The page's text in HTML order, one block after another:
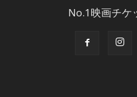
No.1映画チケ